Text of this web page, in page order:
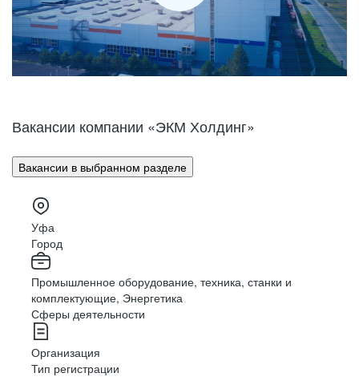
Вакансии компании «ЭКМ Холдинг»
Вакансии в выбранном разделе
Уфа
Город
Промышленное оборудование, техника, станки и
комплектующие, Энергетика
Сферы деятельности
Организация
Тип регистрации